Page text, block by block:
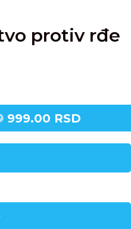
protiv rđe
999.00 RSD